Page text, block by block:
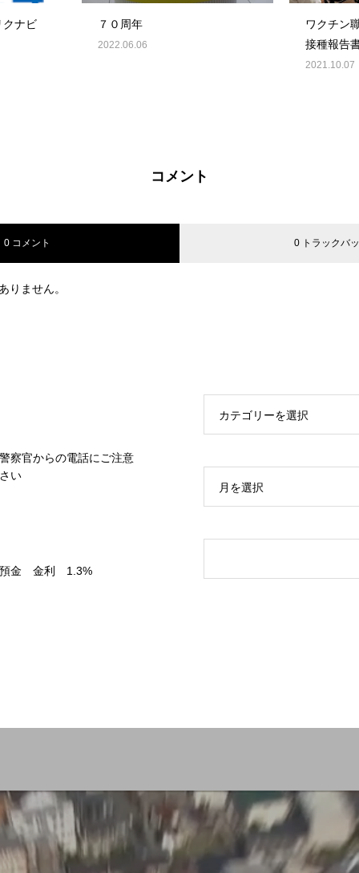
ナビ ７０周年
2022.06.06
ワクチン
接種報告
2021.10.07
コメント
0 コメント 0 トラックバ
りません。
察官からの電話にご注意
い
預金 金利 1.3%
カテゴリーを選択
月を選択